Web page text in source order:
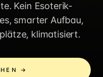
Kein Esoterik-
smarter Aufbau,
klimatisiert.
→